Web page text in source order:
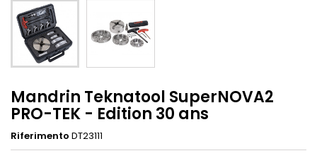
Mandrin Teknatool SuperNOVA2
PRO-TEK - Edition 30 ans
Riferimento DT23111